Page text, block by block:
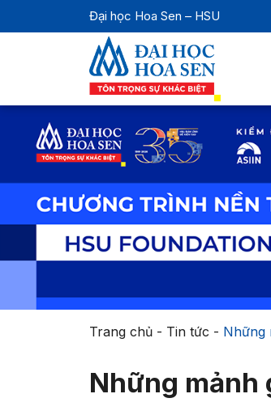
Đại học Hoa Sen – HSU
Trang chủ- Tin tức - Những
Những mảnh